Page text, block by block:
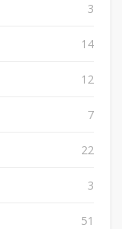
3
14
12
7
22
3
51